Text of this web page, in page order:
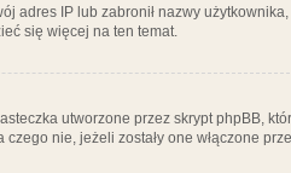
adres IP lub zabronił nazwy
się więcej na ten temat.
utworzone przez skrypt phpBB,
czego nie, jeżeli zostały one włączone